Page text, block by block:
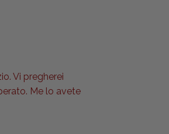
Vi pregherei
Me lo avete